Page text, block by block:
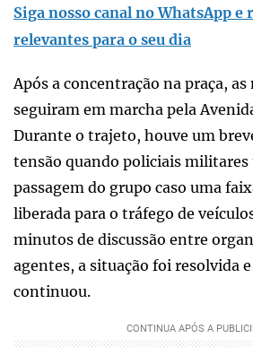
Siga nosso canal no WhatsApp e
relevantes para o seu dia
Após a concentração na praça,
seguiram em marcha pela
Durante o trajeto, houve um
tensão quando policiais
passagem do grupo caso uma
liberada para o tráfego de
minutos de discussão entre
agentes, a situação foi resolvida
continuou.